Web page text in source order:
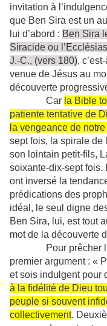
invitation à
que Ben Sira est un
lui d’abord : Ben Sira
Siracide ou
J.-C., (vers 180),
venue de Jésus au
découverte
Car la Bible
patiente tentative de
la vengeance de
sept fois, la spirale de
son lointain petit-fils,
soixante-dix-sept fois.
ont inversé la
prédications des
idéal, le seul digne
Ben Sira, lui, est tout
mot de la découverte
Pour prêcher
premier argument : «
et sois indulgent pour
à la fidélité de Dieu
peuple si souvent
collectivement.